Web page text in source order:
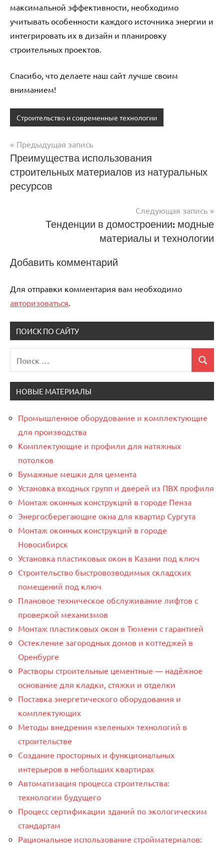
максимальной эффективности, необходимо
учитывать особенности каждого источника энергии и
интегрировать их в дизайн и планировку
строительных проектов.
Спасибо, что делаете наш сайт лучше своим
вниманием!
Строительство и современные технологии
Навигация
по
записям
Предыдущая запись
Преимущества использования
строительных материалов из натуральных
ресурсов
Следующая запись
Тенденции в домостроении: модные
материалы и технологии
Добавить комментарий
Для отправки комментария вам необходимо
авторизоваться.
ПОИСК ПО САЙТУ
для:
Поиск
НОВЫЕ МАТЕРИАЛЫ
Промышленное оборудование и комплектующие
для производства
Комплектующие и профили для натяжных
потолков
Бумажные мешки для цемента
Установка входных групп и дверей из ПВХ профиля
Монтаж оконных конструкций в городе Пенза
Энергосберегающие окна для квартир Сургута
Монтаж оконных конструкций в городе
Новосибирск
Установка пластиковых окон в Казани под ключ
Строительство быстровозводимых складских
помещений под ключ
Плановое техническое обслуживание лифтов с
проверкой механизмов
Монтаж пластиковых окон в Тюмени с гарантией
Остекление загородных домов и коттеджей в
Оренбурге
Растворы строительные цементные — надёжное
основание для кладки, стяжки и отделки
Поставка энергетического оборудования и
комплектующих
Методы внедрения «зеленых» технологий в
строительстве
Создание просторных и функциональных
интерьеров в небольших квартирах
Автоматизация процесса строительства:
технологии будущего
Процесс сертификации зданий по экологическим
стандартам
Рациональное использование стройматериалов: